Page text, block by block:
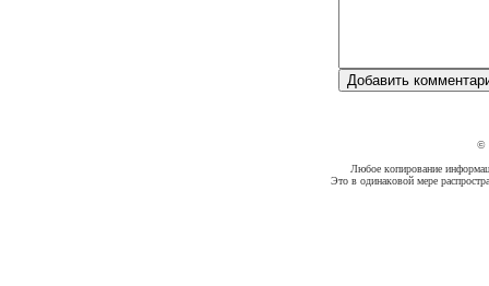
©
Любое копирование
Это в одинаковой мере